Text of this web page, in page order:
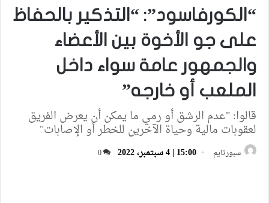
“الكورفاسود”: “التذكير بالحفاظ
على جو الأخوة بين الأعضاء
والجمهور عامة سواء داخل
الملعب أو خارجه”
قالوا: "‎عدم الرشق أو رمي ما يمكن أن يعرض الفريق
لعقوبات مالية وحياة الآخرين للخطر أو الإصابات"
سبورتايم 15:00 | 4 سبتمبر، 2022 0